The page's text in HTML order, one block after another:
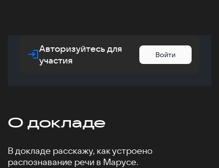
Авторизуйтесь для
участия
Войти
О докладе
В докладе расскажу, как устроено
распознавание речи в Марусе.